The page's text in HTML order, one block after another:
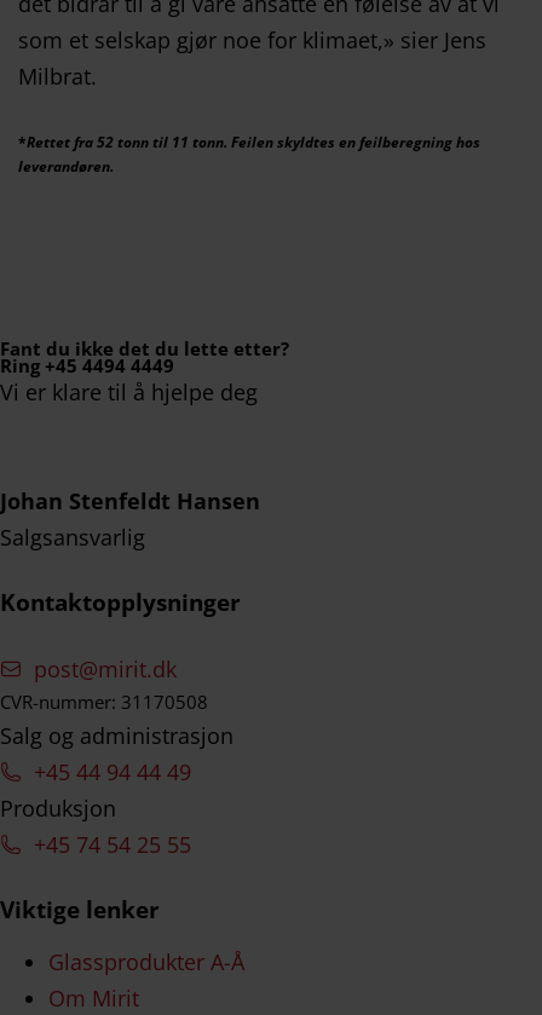
som et selskap gjør noe for klimaet,» sier Jens
Milbrat.
*Rettet fra 52 tonn til 11 tonn. Feilen skyldtes en feilberegning hos
leverandøren.
Fant du ikke det du lette etter?
Ring +45 4494 4449
Vi er klare til å hjelpe deg
Johan Stenfeldt Hansen
Salgsansvarlig
Kontaktopplysninger
post@mirit.dk
CVR-nummer: 31170508
Salg og administrasjon
+45 44 94 44 49
Produksjon
+45 74 54 25 55
Viktige lenker
Glassprodukter A-Å
Om Mirit